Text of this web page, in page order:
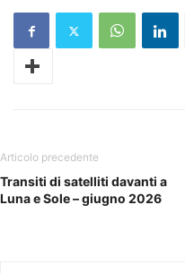
Articolo precedente
Transiti di satelliti davanti a
Luna e Sole – giugno 2026